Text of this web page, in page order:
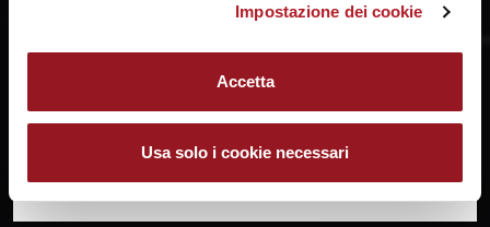
Impostazione dei cookie
Accetta
Usa solo i cookie necessari